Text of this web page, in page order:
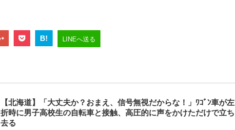
B! LINEへ送る
【北海道】「大丈夫か？おまえ、信号無視だからな！」ﾜｺﾞﾝ車が左
折時に男子高校生の自転車と接触、高圧的に声をかけただけで立ち
去る